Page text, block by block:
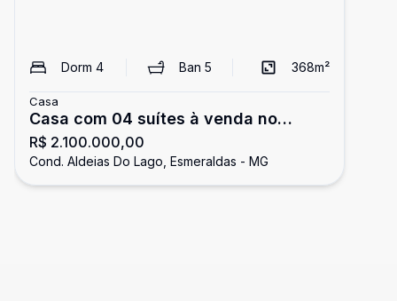
Dorm 4 Ban5 368m²
Casa
Casa com 04 suítes à venda no
Aldeias do Lago.
R$ 2.100.000,00
Cond. Aldeias Do Lago, Esmeraldas - MG